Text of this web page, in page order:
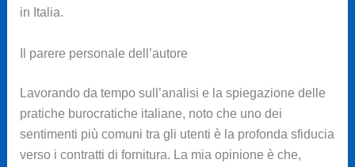
in Italia.
Il parere personale dell’autore
Lavorando da tempo sull’analisi e la spiegazione delle
pratiche burocratiche italiane, noto che uno dei
sentimenti più comuni tra gli utenti è la profonda sfiducia
verso i contratti di fornitura. La mia opinione è che,